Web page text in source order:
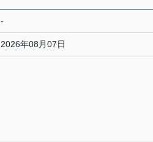
-
2026年08月07日